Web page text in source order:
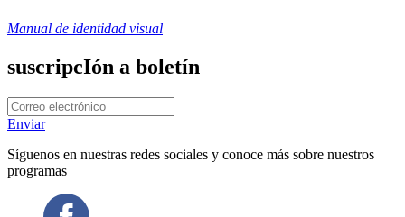
Manual de identidad visual
suscripcIón a boletín
Enviar
Síguenos en nuestras redes sociales y conoce más sobre nuestros
programas